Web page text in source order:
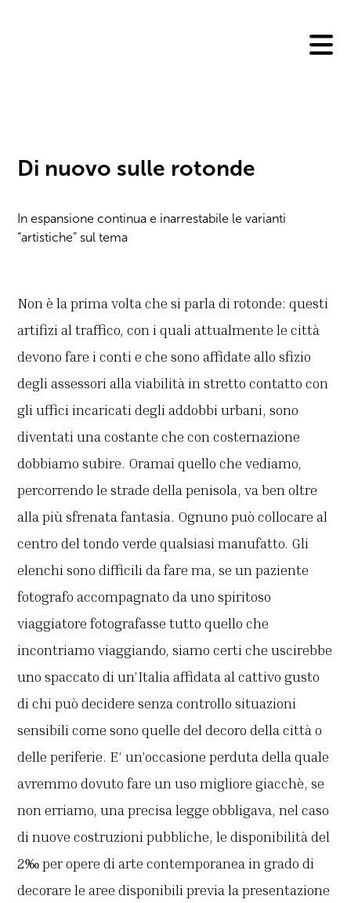
Di nuovo sulle rotonde
In espansione continua e inarrestabile le varianti
“artistiche” sul tema
Non è la prima volta che si parla di rotonde: questi
artifizi al traffico, con i quali attualmente le città
devono fare i conti e che sono affidate allo sfizio
degli assessori alla viabilità in stretto contatto con
gli uffici incaricati degli addobbi urbani, sono
diventati una costante che con costernazione
dobbiamo subire. Oramai quello che vediamo,
percorrendo le strade della penisola, va ben oltre
alla più sfrenata fantasia. Ognuno può collocare al
centro del tondo verde qualsiasi manufatto. Gli
elenchi sono difficili da fare ma, se un paziente
fotografo accompagnato da uno spiritoso
viaggiatore fotografasse tutto quello che
incontriamo viaggiando, siamo certi che uscirebbe
uno spaccato di un’Italia affidata al cattivo gusto
di chi può decidere senza controllo situazioni
sensibili come sono quelle del decoro della città o
delle periferie. E’ un’occasione perduta della quale
avremmo dovuto fare un uso migliore giacchè, se
non erriamo, una precisa legge obbligava, nel caso
di nuove costruzioni pubbliche, le disponibilità del
2‰ per opere di arte contemporanea in grado di
decorare le aree disponibili previa la presentazione